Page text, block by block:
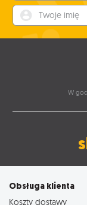
W
Obsługa klienta
Koszty dostawy